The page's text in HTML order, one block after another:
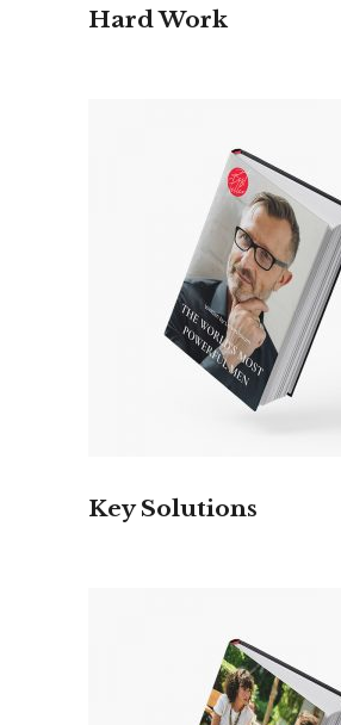
Hard Work
IN DEN WARENKORB
Key Solutions